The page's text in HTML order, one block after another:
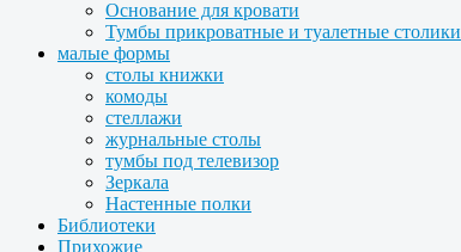
Основание для кровати
Тумбы прикроватные и туалетные столики
малые формы
столы книжки
комоды
стеллажи
журнальные столы
тумбы под телевизор
Зеркала
Настенные полки
Библиотеки
Прихожие